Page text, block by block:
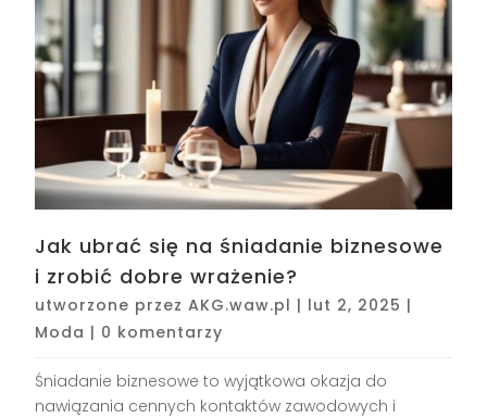
Jak ubrać się na śniadanie biznesowe
i zrobić dobre wrażenie?
utworzone przezAKG.waw.pl | lut 2, 2025 |
Moda | 0 komentarzy
Śniadanie biznesowe to wyjątkowa okazja do
nawiązania cennych kontaktów zawodowych i